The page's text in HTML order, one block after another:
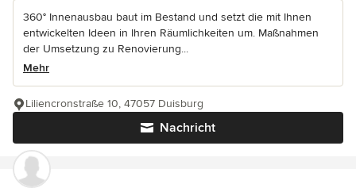
360° Innenausbau baut im Bestand und setzt die mit Ihnen
entwickelten Ideen in Ihren Räumlichkeiten um. Maßnahmen
der Umsetzung zu Renovierung...
Mehr
Nachricht
Liliencronstraße 10, 47057 Duisburg